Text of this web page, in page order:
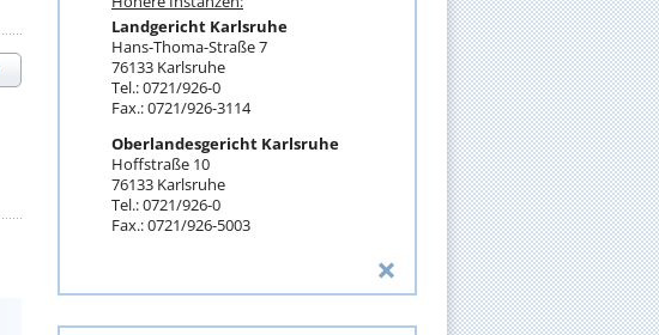
Landgericht Karlsruhe
Hans-Thoma-Straße 7
76133 Karlsruhe
Tel.: 0721/926-0
Fax.: 0721/926-3114
Oberlandesgericht Karlsruhe
Hoffstraße 10
76133 Karlsruhe
Tel.: 0721/926-0
Fax.: 0721/926-5003